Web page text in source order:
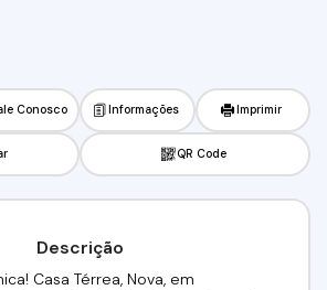
Conosco Informações Imprimir
QR Code
Descrição
Casa Térrea, Nova, em